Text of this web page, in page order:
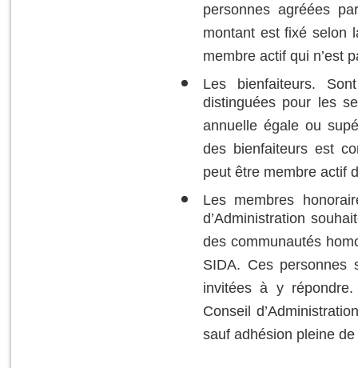
personnes agréées
montant est fixé selon
membre actif qui n’est
Les bienfaiteurs.
distinguées pour les
annuelle égale ou
des bienfaiteurs est
peut être membre actif
Les membres
d’Administration
des communautés
SIDA. Ces
invitées à y
Conseil
sauf adhésion pleine